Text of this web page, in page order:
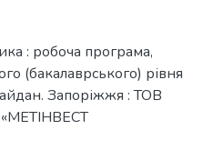
: робоча програма,
(бакалаврського) рівня
Запоріжжя : ТОВ